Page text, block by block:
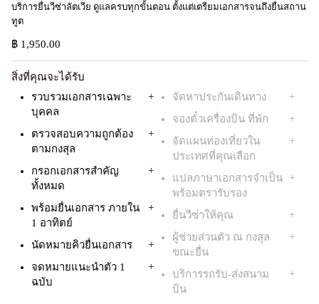
บริการยื่นวีซ่าลัตเวีย ดูแลครบทุกขั้นตอน ตั้งแต่เตรียมเอกสารจนถึงยื่นสถาน
ทูต​
฿ 1,950.00
สิ่งที่คุณจะได้รับ
จัดหาประกันเดินทาง
จองตั๋วเครื่องบิน ที่พัก
จัดแผนท่องเที่ยวใน
ประเทศที่คุณเลือก
แปลภาษาเอกสารจำเป็น
พร้อมตรารับรอง
ยื่นวีซ่าให้คุณ
ผู้ช่วยส่วนตัว ณ กงสุล
ขณะยื่น
บริการรถรับ-ส่งสนาม
บิน
รวบรวมเอกสารเฉพาะ
บุคคล
ตรวจสอบความถูกต้อง
ตามกงสุล
กรอกเอกสารสำคัญ
ทั้งหมด
พร้อมยื่นเอกสาร ภายใน
1 อาทิตย์
นัดหมายคิวยื่นเอกสาร
จดหมายแนะนำตัว 1
ฉบับ